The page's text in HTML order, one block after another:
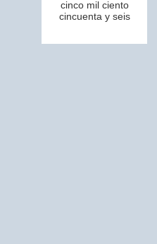
cinco mil ciento
cincuenta y seis